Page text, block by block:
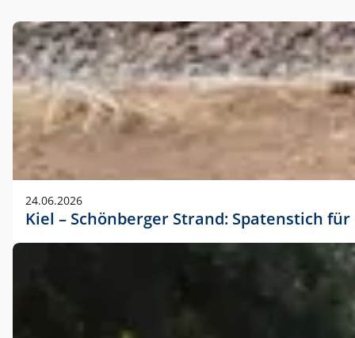
24.06.2026
Kiel – Schönberger Strand: Spatenstich